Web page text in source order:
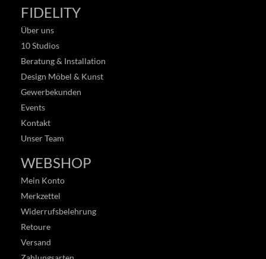
FIDELITY
Über uns
10 Studios
Beratung & Installation
Design Möbel & Kunst
Gewerbekunden
Events
Kontakt
Unser Team
WEBSHOP
Mein Konto
Merkzettel
Widerrufsbelehrung
Retoure
Versand